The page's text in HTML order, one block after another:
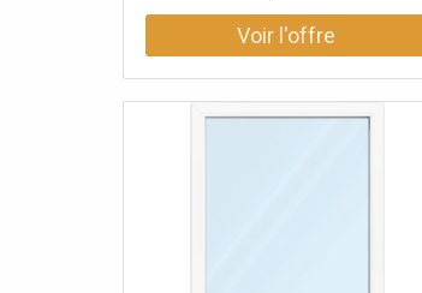
joints, elle offre une très bonne
isolation acoustique et thermique.
La fenêtre est blanche, à vitrage
décalé. La surface en PVC du